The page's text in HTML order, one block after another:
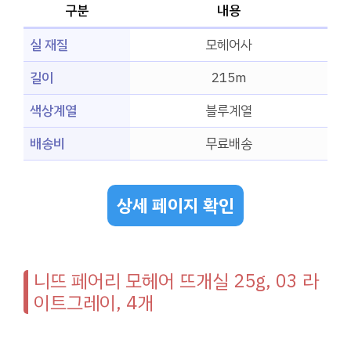
구분
내용
실 재질
모헤어사
길이
215m
색상계열
블루계열
배송비
무료배송
상세 페이지 확인
니뜨 페어리 모헤어 뜨개실 25g, 03 라
이트그레이, 4개